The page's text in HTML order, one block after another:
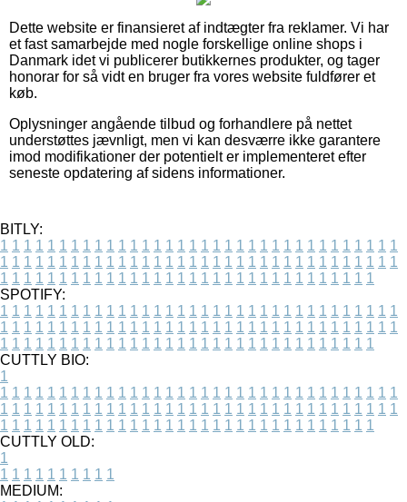
Dette website er finansieret af indtægter fra reklamer. Vi har
et fast samarbejde med nogle forskellige online shops i
Danmark idet vi publicerer butikkernes produkter, og tager
honorar for så vidt en bruger fra vores website fuldfører et
køb.
Oplysninger angående tilbud og forhandlere på nettet
understøttes jævnligt, men vi kan desværre ikke garantere
imod modifikationer der potentielt er implementeret efter
seneste opdatering af sidens informationer.
BITLY:
1 1 1 1 1 1 1 1 1 1 1 1 1 1 1 1 1 1 1 1 1 1 1 1 1 1 1 1 1 1 1 1 1 1
1 1 1 1 1 1 1 1 1 1 1 1 1 1 1 1 1 1 1 1 1 1 1 1 1 1 1 1 1 1 1 1 1 1
1 1 1 1 1 1 1 1 1 1 1 1 1 1 1 1 1 1 1 1 1 1 1 1 1 1 1 1 1 1 1 1
SPOTIFY:
1 1 1 1 1 1 1 1 1 1 1 1 1 1 1 1 1 1 1 1 1 1 1 1 1 1 1 1 1 1 1 1 1 1
1 1 1 1 1 1 1 1 1 1 1 1 1 1 1 1 1 1 1 1 1 1 1 1 1 1 1 1 1 1 1 1 1 1
1 1 1 1 1 1 1 1 1 1 1 1 1 1 1 1 1 1 1 1 1 1 1 1 1 1 1 1 1 1 1 1
CUTTLY BIO:
1
1 1 1 1 1 1 1 1 1 1 1 1 1 1 1 1 1 1 1 1 1 1 1 1 1 1 1 1 1 1 1 1 1 1
1 1 1 1 1 1 1 1 1 1 1 1 1 1 1 1 1 1 1 1 1 1 1 1 1 1 1 1 1 1 1 1 1 1
1 1 1 1 1 1 1 1 1 1 1 1 1 1 1 1 1 1 1 1 1 1 1 1 1 1 1 1 1 1 1 1
CUTTLY OLD:
1
1 1 1 1 1 1 1 1 1 1
MEDIUM: